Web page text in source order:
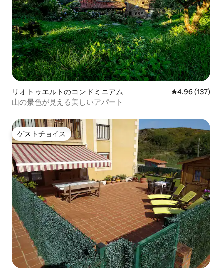
リオトゥエルトのコンドミニアム レビュー137
4.96 (137)
山の景色が見える美しいアパート
ゲストチョイス
ゲストチョイス